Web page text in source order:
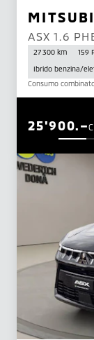
ASX 1.6
27 300 km 159
Ibrido benzina/
Consumo
25'900.–